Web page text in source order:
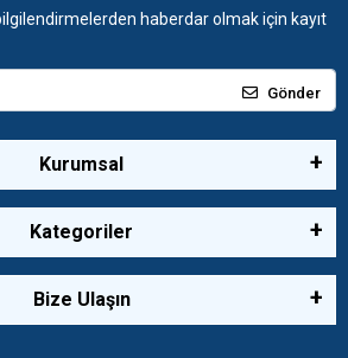
haberdar olmak için kayıt
Gönder
Kurumsal
Kategoriler
Bize Ulaşın